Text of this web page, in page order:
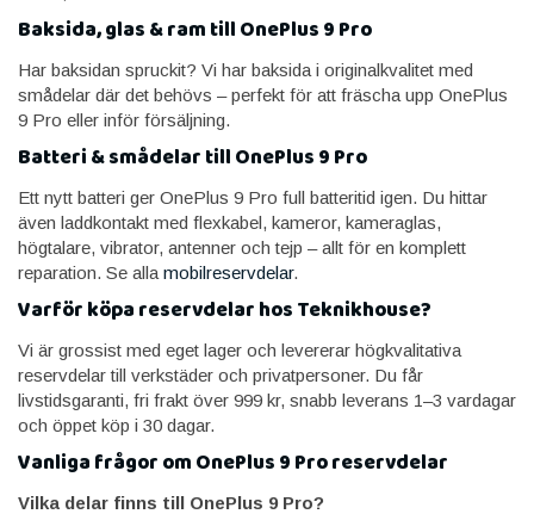
Baksida, glas & ram till OnePlus 9 Pro
Har baksidan spruckit? Vi har baksida i originalkvalitet med
smådelar där det behövs – perfekt för att fräscha upp OnePlus
9 Pro eller inför försäljning.
Batteri & smådelar till OnePlus 9 Pro
Ett nytt batteri ger OnePlus 9 Pro full batteritid igen. Du hittar
även laddkontakt med flexkabel, kameror, kameraglas,
högtalare, vibrator, antenner och tejp – allt för en komplett
reparation. Se alla mobilreservdelar.
Varför köpa reservdelar hos Teknikhouse?
Vi är grossist med eget lager och levererar högkvalitativa
reservdelar till verkstäder och privatpersoner. Du får
livstidsgaranti, fri frakt över 999 kr, snabb leverans 1–3 vardagar
och öppet köp i 30 dagar.
Vanliga frågor om OnePlus 9 Pro reservdelar
Vilka delar finns till OnePlus 9 Pro?